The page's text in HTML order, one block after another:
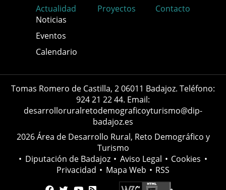
Actualidad
Noticias
Eventos
Calendario
Proyectos Contacto
Tomas Romero de Castilla, 2 06011 Badajoz. Teléfono:
924 21 22 44. Email:
desarrolloruralretodemograficoyturismo@dip-
badajoz.es
2026 Área de Desarrollo Rural, Reto Demográfico y
Turismo
• Diputación de Badajoz • Aviso Legal • Cookies •
Privacidad • Mapa Web • RSS